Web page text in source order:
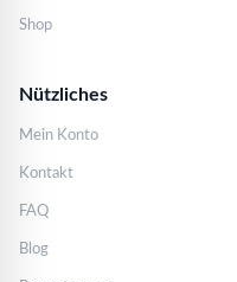
Shop
Nützliches
Mein Konto
Kontakt
FAQ
Blog